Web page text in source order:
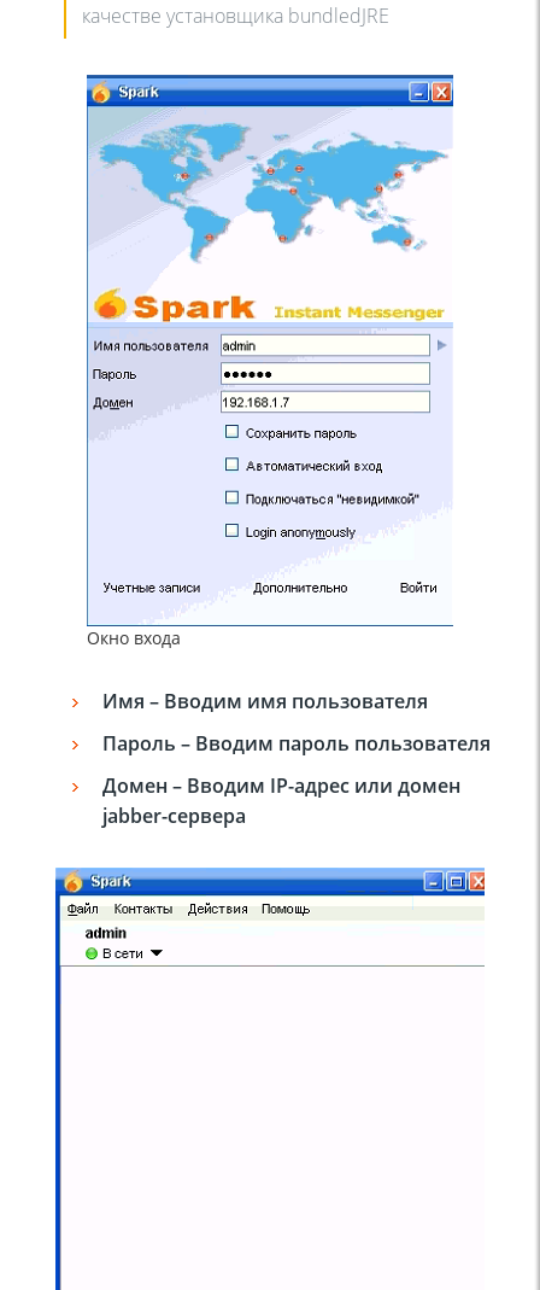
качестве установщика bundledJRE
Окно входа
Имя – Вводим имя пользователя
Пароль – Вводим пароль пользователя
Домен – Вводим IP-адрес или домен
jabber-сервера